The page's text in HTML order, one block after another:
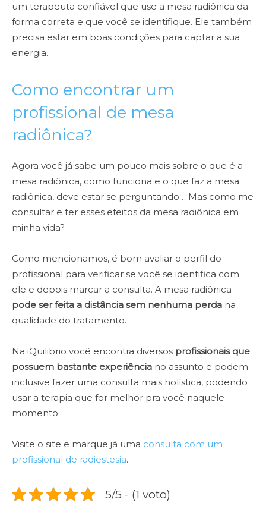
um terapeuta confiável que use a mesa radiônica da
forma correta e que você se identifique. Ele também
precisa estar em boas condições para captar a sua
energia.
Como encontrar um
profissional de mesa
radiônica?
Agora você já sabe um pouco mais sobre o que é a
mesa radiônica, como funciona e o que faz a mesa
radiônica, deve estar se perguntando… Mas como me
consultar e ter esses efeitos da mesa radiônica em
minha vida?
Como mencionamos, é bom avaliar o perfil do
profissional para verificar se você se identifica com
ele e depois marcar a consulta. A mesa radiônica
pode ser feita a distância sem nenhuma perda na
qualidade do tratamento.
Na iQuilibrio você encontra diversos profissionais que
possuem bastante experiência no assunto e podem
inclusive fazer uma consulta mais holística, podendo
usar a terapia que for melhor pra você naquele
momento.
Visite o site e marque já uma consulta com um
profissional de radiestesia.
5/5 - (1 voto)